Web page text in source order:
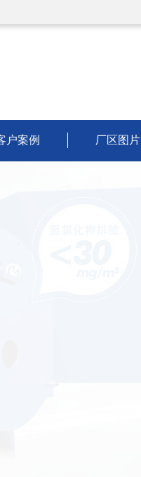
户案例 厂区图片